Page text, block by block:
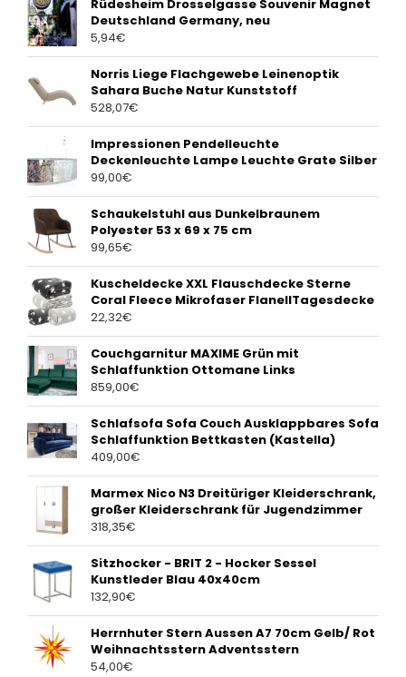
Rüdesheim Drosselgasse Souvenir Magnet
Deutschland Germany, neu
5,94€
Norris Liege Flachgewebe Leinenoptik
Sahara Buche Natur Kunststoff
528,07€
Impressionen Pendelleuchte
Deckenleuchte Lampe Leuchte Grate Silber
99,00€
Schaukelstuhl aus Dunkelbraunem
Polyester 53 x 69 x 75 cm
99,65€
Kuscheldecke XXL Flauschdecke Sterne
Coral Fleece Mikrofaser FlanellTagesdecke
22,32€
Couchgarnitur MAXIME Grün mit
Schlaffunktion Ottomane Links
859,00€
Schlafsofa Sofa Couch Ausklappbares Sofa
Schlaffunktion Bettkasten (Kastella)
409,00€
Marmex Nico N3 Dreitüriger Kleiderschrank,
großer Kleiderschrank für Jugendzimmer
318,35€
Sitzhocker - BRIT 2 - Hocker Sessel
Kunstleder Blau 40x40cm
132,90€
Herrnhuter Stern Aussen A7 70cm Gelb/ Rot
Weihnachtsstern Adventsstern
54,00€